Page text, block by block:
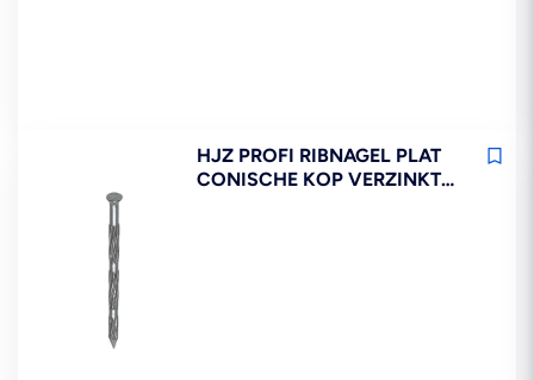
HJZ PROFI RIBNAGEL PLAT
CONISCHE KOP VERZINKT